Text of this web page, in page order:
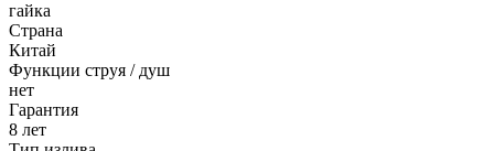
гайка
Страна
Китай
Функции струя / душ
нет
Гарантия
8 лет